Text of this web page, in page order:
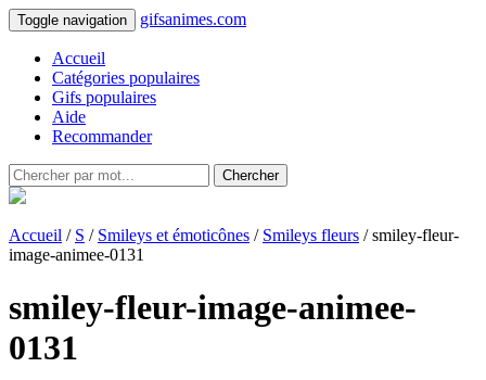
Toggle navigation gifsanimes.com
Accueil
Catégories populaires
Gifs populaires
Aide
Recommander
Chercher
Accueil / S / Smileys et émoticônes / Smileys fleurs / smiley-fleur-
image-animee-0131
smiley-fleur-image-animee-
0131